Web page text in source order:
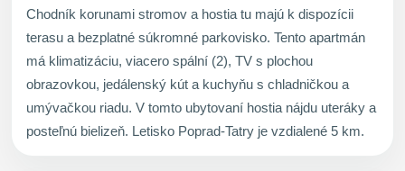
Chodník korunami stromov a hostia tu majú k dispozícii
terasu a bezplatné súkromné parkovisko. Tento apartmán
má klimatizáciu, viacero spální (2), TV s plochou
obrazovkou, jedálenský kút a kuchyňu s chladničkou a
umývačkou riadu. V tomto ubytovaní hostia nájdu uteráky a
posteľnú bielizeň. Letisko Poprad-Tatry je vzdialené 5 km.